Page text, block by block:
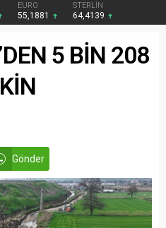
EURO
55,1881
STERLİN
64,4139
5 BİN 208
Gönder